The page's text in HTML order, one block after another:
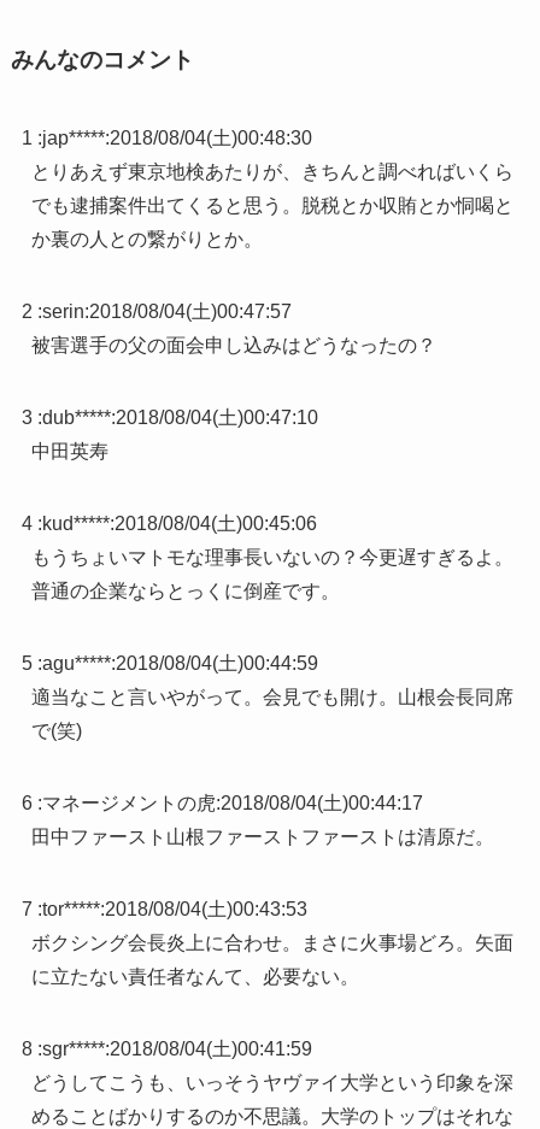
みんなのコメント
1 :jap*****:2018/08/04(土)00:48:30
とりあえず東京地検あたりが、きちんと調べればいくら
でも逮捕案件出てくると思う。脱税とか収賄とか恫喝と
か裏の人との繋がりとか。
2 :serin:2018/08/04(土)00:47:57
被害選手の父の面会申し込みはどうなったの？
3 :dub*****:2018/08/04(土)00:47:10
中田英寿
4 :kud*****:2018/08/04(土)00:45:06
もうちょいマトモな理事長いないの？今更遅すぎるよ。
普通の企業ならとっくに倒産です。
5 :agu*****:2018/08/04(土)00:44:59
適当なこと言いやがって。会見でも開け。山根会長同席
で(笑)
6 :マネージメントの虎:2018/08/04(土)00:44:17
田中ファースト山根ファーストファーストは清原だ。
7 :tor*****:2018/08/04(土)00:43:53
ボクシング会長炎上に合わせ。まさに火事場どろ。矢面
に立たない責任者なんて、必要ない。
8 :sgr*****:2018/08/04(土)00:41:59
どうしてこうも、いっそうヤヴァイ大学という印象を深
めることばかりするのか不思議。大学のトップはそれな